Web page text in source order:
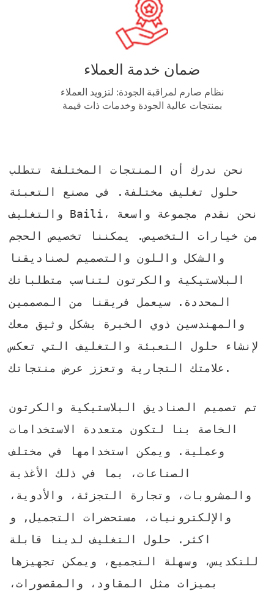
ضمان خدمة العملاء
نظام صارم لمراقبة الجودة: لتزويد العملاء
بمنتجات عالية الجودة وخدمات ذات قيمة
نحن ندرك أن المنتجات المختلفة تتطلب
حلول تغليف مختلفة. في مصنع التعبئة
والتغليف Baili، نحن نقدم مجموعة واسعة
من خيارات التخصيص. يمكننا تخصيص الحجم
والشكل واللون والتصميم لصناديقنا
البلاستيكية والكرتون لتناسب متطلباتك
المحددة. سيعمل فريقنا من المصممين
والمهندسين ذوي الخبرة بشكل وثيق معك
لإنشاء حلول التعبئة والتغليف التي تعكس
علامتك التجارية وتعزز عرض منتجاتك.
تم تصميم الصناديق البلاستيكية والكرتون
الخاصة بنا لتكون متعددة الاستخدامات
وعملية. ويمكن استخدامها في مختلف
الصناعات، بما في ذلك الأغذية
والمشروبات، وتجارة التجزئة، والأدوية،
والإلكترونيات، مستحضرات التجميل, و
اكثر. حلول التغليف لدينا قابلة
للتكديس، وسهلة التجميع، ويمكن تجهيزها
بميزات مثل المقاود، والمقصورات،